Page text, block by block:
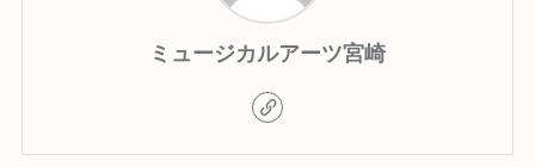
ミュージカルアーツ宮崎